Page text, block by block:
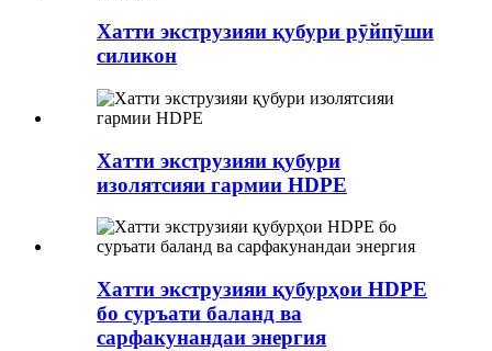
Хатти экструзияи қубури рӯйпӯши
силикон
Хатти экструзияи қубури
изолятсияи гармии HDPE
Хатти экструзияи қубурҳои HDPE
бо суръати баланд ва
сарфакунандаи энергия